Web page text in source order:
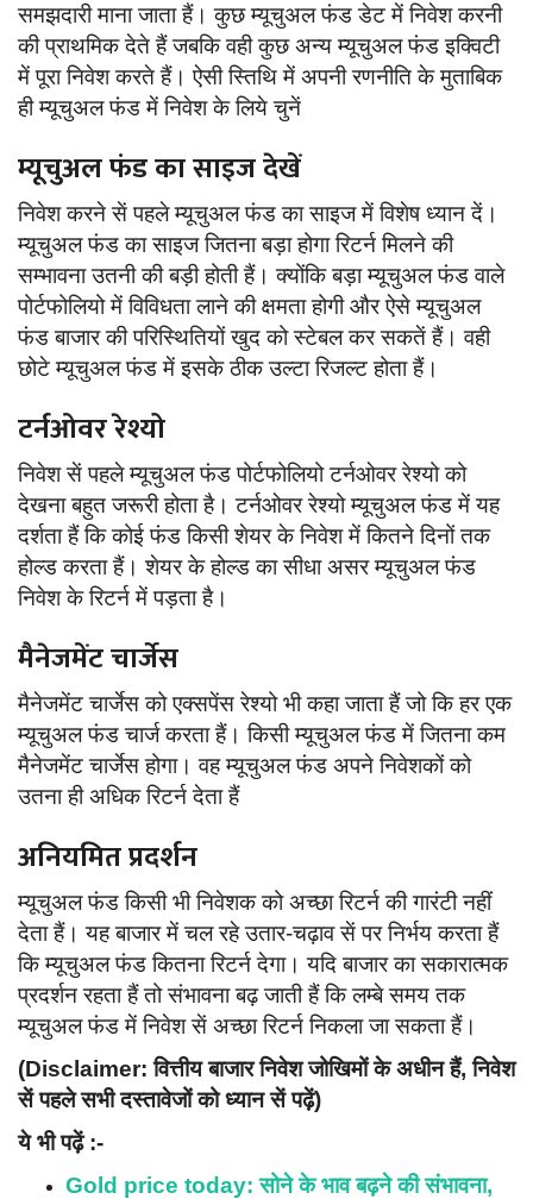
समझदारी माना जाता हैं। कुछ म्यूचुअल फंड डेट में निवेश करनी
की प्राथमिक देते हैं जबकि वही कुछ अन्य म्यूचुअल फंड इक्विटी
में पूरा निवेश करते हैं। ऐसी स्तिथि में अपनी रणनीति के मुताबिक
ही म्यूचुअल फंड में निवेश के लिये चुनें
म्यूचुअल फंड का साइज देखें
निवेश करने सें पहले म्यूचुअल फंड का साइज में विशेष ध्यान दें।
म्यूचुअल फंड का साइज जितना बड़ा होगा रिटर्न मिलने की
सम्भावना उतनी की बड़ी होती हैं। क्योंकि बड़ा म्यूचुअल फंड वाले
पोर्टफोलियो में विविधता लाने की क्षमता होगी और ऐसे म्यूचुअल
फंड बाजार की परिस्थितियों खुद को स्टेबल कर सकतें हैं। वही
छोटे म्यूचुअल फंड में इसके ठीक उल्टा रिजल्ट होता हैं।
टर्नओवर रेश्यो
निवेश सें पहले म्यूचुअल फंड पोर्टफोलियो टर्नओवर रेश्यो को
देखना बहुत जरूरी होता है। टर्नओवर रेश्यो म्यूचुअल फंड में यह
दर्शता हैं कि कोई फंड किसी शेयर के निवेश में कितने दिनों तक
होल्ड करता हैं। शेयर के होल्ड का सीधा असर म्यूचुअल फंड
निवेश के रिटर्न में पड़ता है।
मैनेजमेंट चार्जेस
मैनेजमेंट चार्जेस को एक्सपेंस रेश्यो भी कहा जाता हैं जो कि हर एक
म्यूचुअल फंड चार्ज करता हैं। किसी म्यूचुअल फंड में जितना कम
मैनेजमेंट चार्जेस होगा। वह म्यूचुअल फंड अपने निवेशकों को
उतना ही अधिक रिटर्न देता हैं
अनियमित प्रदर्शन
म्यूचुअल फंड किसी भी निवेशक को अच्छा रिटर्न की गारंटी नहीं
देता हैं। यह बाजार में चल रहे उतार-चढ़ाव सें पर निर्भय करता हैं
कि म्यूचुअल फंड कितना रिटर्न देगा। यदि बाजार का सकारात्मक
प्रदर्शन रहता हैं तो संभावना बढ़ जाती हैं कि लम्बे समय तक
म्यूचुअल फंड में निवेश सें अच्छा रिटर्न निकला जा सकता हैं।
(Disclaimer: वित्तीय बाजार निवेश जोखिमों के अधीन हैं, निवेश
सें पहले सभी दस्तावेजों को ध्यान सें पढ़ें)
ये भी पढ़ें :-
Gold price today: सोने के भाव बढ़ने की संभावना,